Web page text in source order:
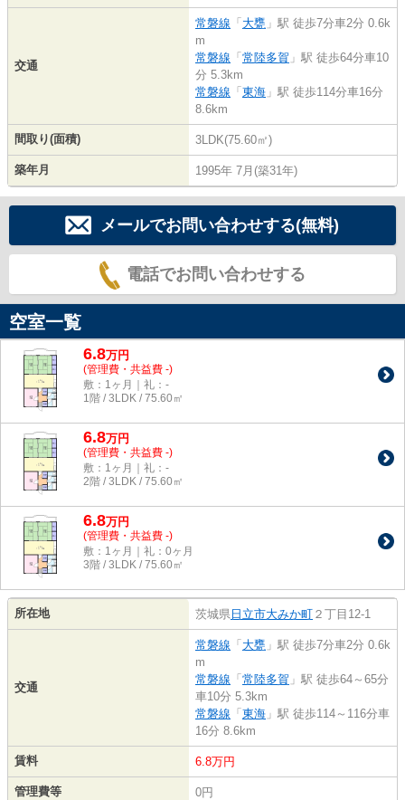
交通
常磐線 「 大甕 」駅 徒歩7分車2分 0.6k
m
常磐線 「 常陸多賀 」駅 徒歩64分車10
分 5.3km
常磐線 「 東海 」駅 徒歩114分車16分
8.6km
間取り(面積) 3LDK(75.60㎡)
築年月 1995年 7月(築31年)
メールでお問い合わせする(無料)
電話でお問い合わせする
空室一覧
6.8万円
(管理費・共益費 -)
敷：1ヶ月｜礼：-
1階 / 3LDK / 75.60㎡
6.8万円
(管理費・共益費 -)
敷：1ヶ月｜礼：-
2階 / 3LDK / 75.60㎡
6.8万円
(管理費・共益費 -)
敷：1ヶ月｜礼：0ヶ月
3階 / 3LDK / 75.60㎡
所在地 茨城県 日立市大みか町 ２丁目12-1
交通
常磐線 「 大甕 」駅 徒歩7分車2分 0.6k
m
常磐線 「 常陸多賀 」駅 徒歩64～65分
車10分 5.3km
常磐線 「 東海 」駅 徒歩114～116分車
16分 8.6km
賃料 6.8万円
管理費等 0円